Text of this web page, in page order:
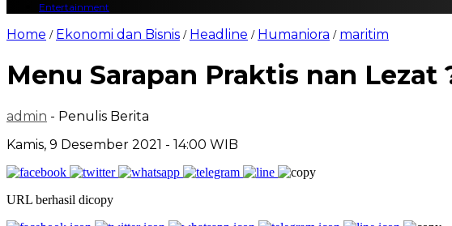
Entertainment
Home / Ekonomi dan Bisnis / Headline / Humaniora / maritim
Menu Sarapan Praktis nan
admin - Penulis Berita
Kamis, 9 Desember 2021 - 14:00 WIB
URL berhasil dicopy